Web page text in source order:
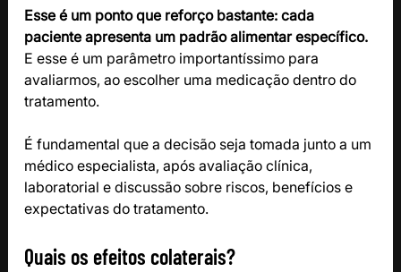
Esse é um ponto que reforço bastante: cada
paciente apresenta um padrão alimentar específico.
E esse é um parâmetro importantíssimo para
avaliarmos, ao escolher uma medicação dentro do
tratamento.
É fundamental que a decisão seja tomada junto a um
médico especialista, após avaliação clínica,
laboratorial e discussão sobre riscos, benefícios e
expectativas do tratamento.
Quais os efeitos colaterais?